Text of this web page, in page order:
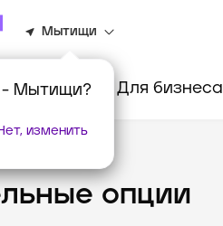
Мытищи
- Мытищи?
изменить
Для бизнеса
услуг
опции